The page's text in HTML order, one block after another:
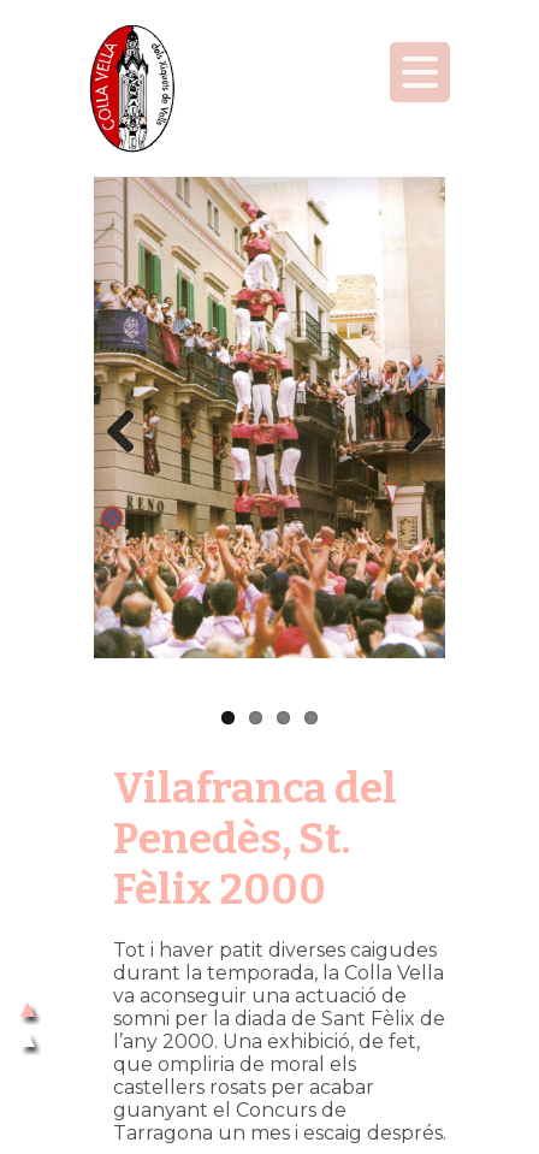
Previous Next
Vilafranca del
Penedès, St.
Fèlix 2000
Tot i haver patit diverses caigudes
durant la temporada, la Colla Vella
va aconseguir una actuació de
somni per la diada de Sant Fèlix de
l’any 2000. Una exhibició, de fet,
que ompliria de moral els
castellers rosats per acabar
guanyant el Concurs de
Tarragona un mes i escaig després.